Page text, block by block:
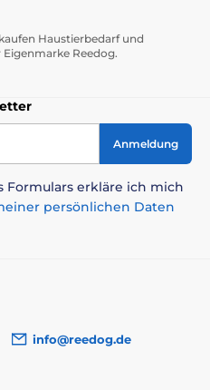
Haustierbedarf und
Reedog.
Anmeldung
Formulars erkläre ich mich
persönlichen Daten
info@reedog.de